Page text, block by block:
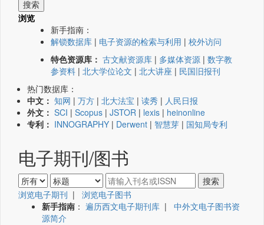
浏览
新手指南：
解锁数据库 | 电子资源的检索与利用 | 校外访问
特色资源库： 古文献资源库 | 多媒体资源 | 数字教
参资料 | 北大学位论文 | 北大讲座 | 民国旧报刊
热门数据库：
中文： 知网 | 万方 | 北大法宝 | 读秀 | 人民日报
外文： SCI | Scopus | JSTOR | lexis | heinonline
专利： INNOGRAPHY | Derwent | 智慧芽 | 国知局专利
电子期刊/图书
浏览电子期刊 | 浏览电子图书
新手指南 ： 遍历西文电子期刊库 | 中外文电子图书资
源简介